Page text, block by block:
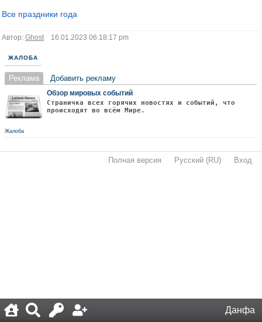
Данфа
Все праздники года
Автор: Ghost16.01.2023 06:18:17 pm
ЖАЛОБА
Реклама Добавить рекламу
Обзор мировых событий
Страничка всех горячих новостях и событий, что
происходят во всём Мире.
Жалоба
Полная версия Русский (RU) Вход